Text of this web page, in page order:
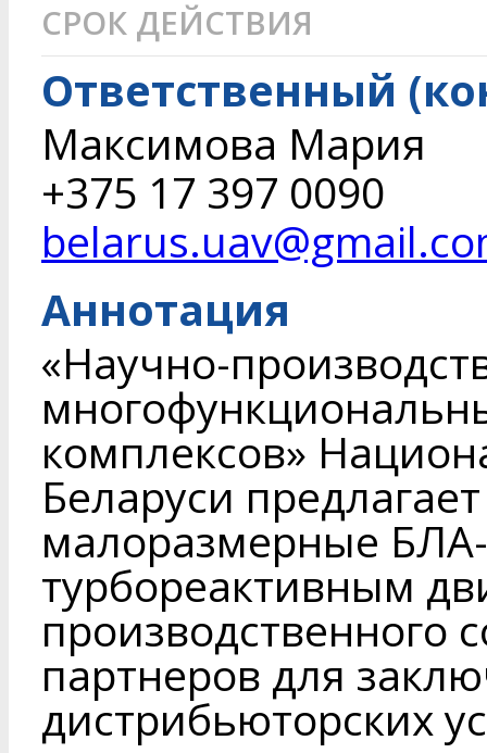
СРОК ДЕЙСТВИЯ
Ответственный
Максимова Мария
+375 17 397 0090
Аннотация
«Научно-
комплексов»
Беларуси
малоразмерные
турбореактивным
производственного
партнеров для
дистрибьюторских